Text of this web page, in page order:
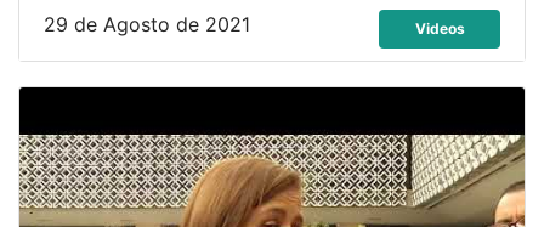
29 de Agosto de 2021 Videos